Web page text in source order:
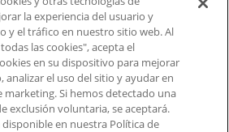
la experiencia del usuario y
y el tráfico en nuestro sitio web. Al
las cookies", acepta el
en su dispositivo para mejorar
analizar el uso del sitio y ayudar en
marketing. Si hemos detectado una
exclusión voluntaria, se aceptará.
en nuestra Política de